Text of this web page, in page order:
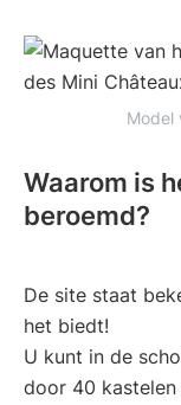
Model
Waarom is
beroemd?
De site staat
het biedt!
U kunt in de
door 40